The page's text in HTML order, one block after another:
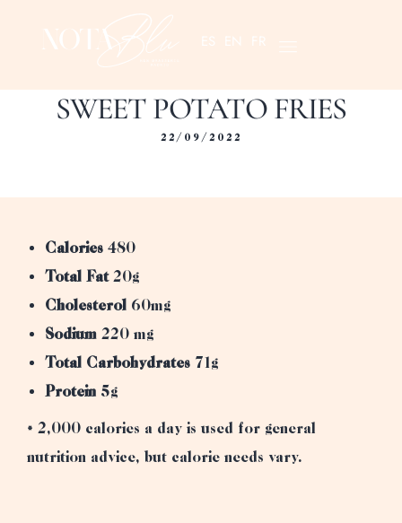
ES EN FR
SWEET POTATO FRIES
22/09/2022
Calories 480
Total Fat20g
Cholesterol 60mg
Sodium 220 mg
Total Carbohydrates 71g
Protein 5g
* 2,000 calories a day is used for general
nutrition advice, but calorie needs vary.